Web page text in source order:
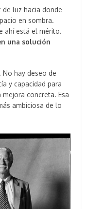
luz hacia donde
en sombra.
ahí está el mérito.
una solución
No hay deseo de
y capacidad para
concreta. Esa
ambiciosa de lo